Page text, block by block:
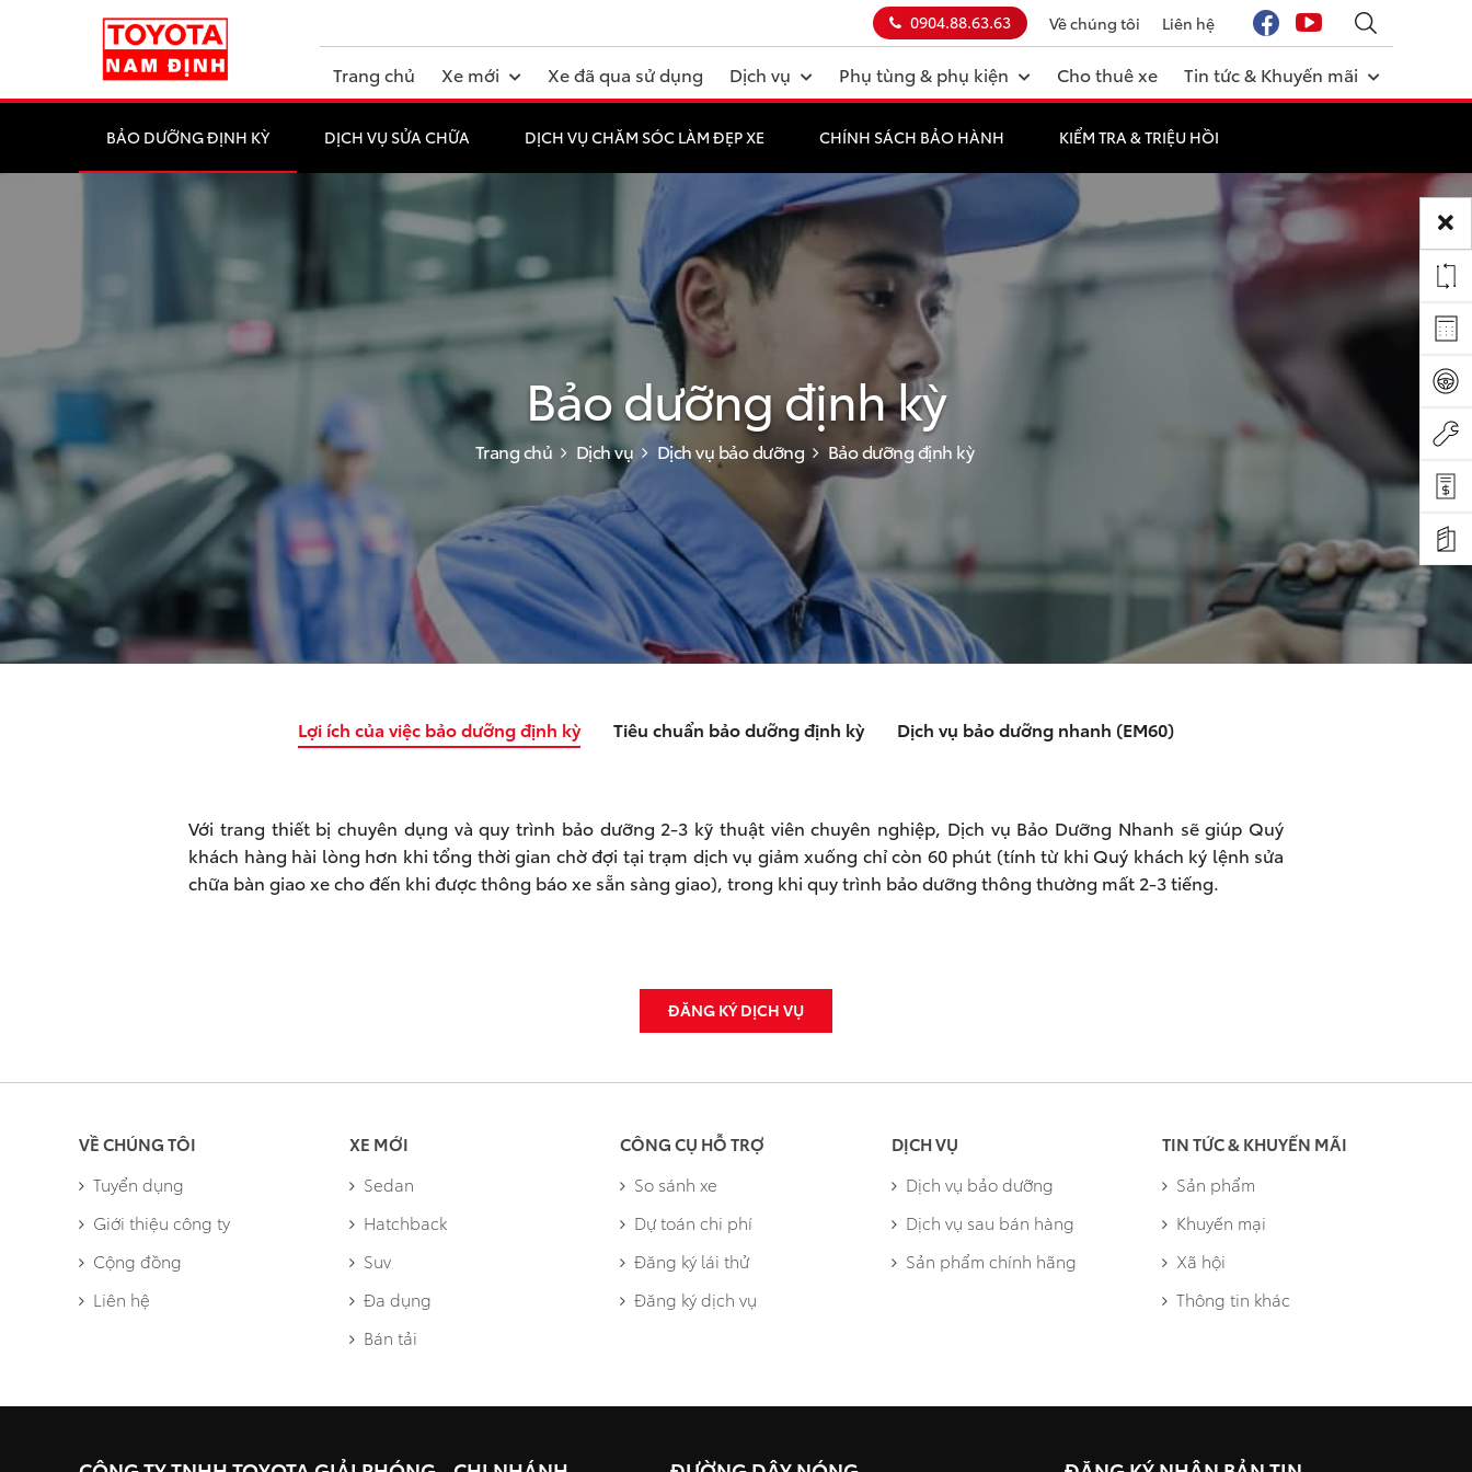
Trang chủ Xe mới Xe đã qua sử dụng Dịch vụ Phụ tùng & phụ kiện Cho thuê xe Tin tức & Khuyến mãi
0904.88.63.63 Về chúng tôi Liên hệ
BẢO DƯỠNG ĐỊNH KỲ DỊCH VỤ SỬA CHỮA DỊCH VỤ CHĂM SÓC LÀM ĐẸP XE CHÍNH SÁCH BẢO HÀNH KIỂM TRA & TRIỆU HỒI
Bảo dưỡng định kỳ
Trang chủ Dịch vụ Dịch vụ bảo dưỡng Bảo dưỡng định kỳ
Lợi ích của việc bảo dưỡng định kỳ Tiêu chuẩn bảo dưỡng định kỳ Dịch vụ bảo dưỡng nhanh (EM60)
Với trang thiết bị chuyên dụng và quy trình bảo dưỡng 2-3 kỹ thuật viên chuyên nghiệp, Dịch vụ Bảo Dưỡng Nhanh sẽ giúp Quý
khách hàng hài lòng hơn khi tổng thời gian chờ đợi tại trạm dịch vụ giảm xuống chỉ còn 60 phút (tính từ khi Quý khách ký lệnh sửa
chữa bàn giao xe cho đến khi được thông báo xe sẵn sàng giao), trong khi quy trình bảo dưỡng thông thường mất 2-3 tiếng.
ĐĂNG KÝ DỊCH VỤ
VỀ CHÚNG TÔI
Tuyển dụng
Giới thiệu công ty
Cộng đồng
Liên hệ
XE MỚI
Sedan
Hatchback
Suv
Đa dụng
Bán tải
CÔNG CỤ HỖ TRỢ
So sánh xe
Dự toán chi phí
Đăng ký lái thử
Đăng ký dịch vụ
DỊCH VỤ
Dịch vụ bảo dưỡng
Dịch vụ sau bán hàng
Sản phẩm chính hãng
TIN TỨC & KHUYẾN MÃI
Sản phẩm
Khuyến mại
Xã hội
Thông tin khác